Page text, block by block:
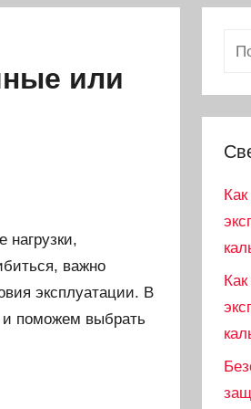
или
важно
эксплуатации. В
поможем выбрать